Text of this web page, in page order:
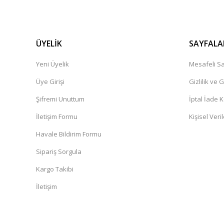
ÜYELİK
Yeni Üyelik
Üye Girişi
Şifremi Unuttum
İletişim Formu
Havale Bildirim Formu
Sipariş Sorgula
Kargo Takibi
İletişim
Mesafeli
Gizlilik ve
İptal İade
Kişisel